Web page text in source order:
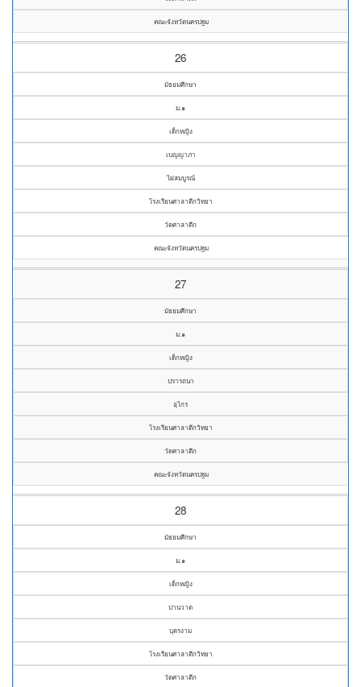
คณะจังหวัดนครปฐม
26
มัธยมศึกษา
ม.๑
เด็กหญิง
เบญญาภา
ไผ่สมบูรณ์
โรงเรียนศาลาตึกวิทยา
วัดศาลาตึก
คณะจังหวัดนครปฐม
27
มัธยมศึกษา
ม.๑
เด็กหญิง
ปรารถนา
อุไกร
โรงเรียนศาลาตึกวิทยา
วัดศาลาตึก
คณะจังหวัดนครปฐม
28
มัธยมศึกษา
ม.๑
เด็กหญิง
ปานวาด
บุตรงาม
โรงเรียนศาลาตึกวิทยา
วัดศาลาตึก